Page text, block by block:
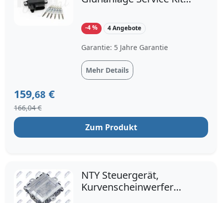
7786869 12217801201
132303
-4 % 4 Angebote
Garantie: 5 Jahre Garantie
Mehr Details
159,68 €
166,04 €
Zum Produkt
NTY Steuergerät,
Kurvenscheinwerfer